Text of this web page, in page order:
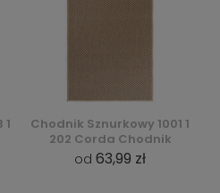
Chodnik Sznurkowy 1001 1
202 Corda Chodnik
od 63,99 zł